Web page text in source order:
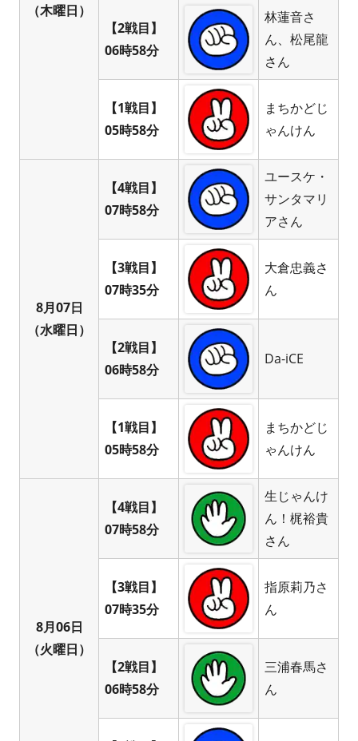
（木曜日）
【2戦目】
06時58分
林蓮音さ
ん、松尾龍
さん
【1戦目】
05時58分
まちかどじ
ゃんけん
8月07日
（水曜日）
【4戦目】
07時58分
ユースケ・
サンタマリ
アさん
【3戦目】
07時35分
大倉忠義さ
ん
【2戦目】
06時58分
Da-iCE
【1戦目】
05時58分
まちかどじ
ゃんけん
8月06日
（火曜日）
【4戦目】
07時58分
生じゃんけ
ん！梶裕貴
さん
【3戦目】
07時35分
指原莉乃さ
ん
【2戦目】
06時58分
三浦春馬さ
ん